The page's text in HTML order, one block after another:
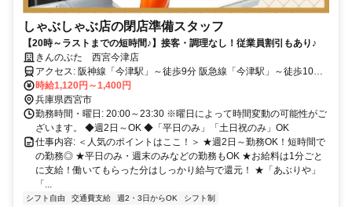
しゃぶしゃぶ店の閉店準備スタッフ
【20時～ラストまでの短時間♪】接客・調理なし！従業員割引もあり♪
きんのぶた 西宮今津店
アクセス: 阪神線「今津駅」～徒歩9分 阪急線「今津駅」～徒歩10分
「久寿川駅」～徒歩11分 ※自転車通勤OK ※交通費規定支給
時給1,120円～1,400円
兵庫県西宮市
勤務時間・曜日: 20:00～23:30 ※曜日によって時間変動の可能性がご
ざいます。 ◆週2日～OK ◆「平日のみ」「土日祝のみ」OK
仕事内容: ＜人気のポイントはここ！＞ ★週2日～勤務OK！短時間で
の勤務◎ ★平日のみ・週末のみなどの勤務もOK ★お給料は1分ごと
に支給！働いてもらった分はしっかり給与で還元！ ★「あぶりや」
「...
シフト自由 交通費支給 週2・3日からOK シフト制